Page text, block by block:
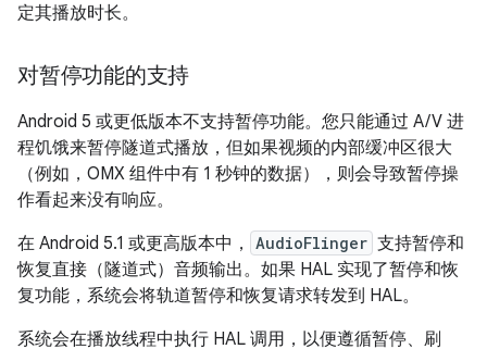
定其播放时长。
对暂停功能的支持
Android 5 或更低版本不支持暂停功能。您只能通过 A/V 进
程饥饿来暂停隧道式播放，但如果视频的内部缓冲区很大
（例如，OMX 组件中有 1 秒钟的数据），则会导致暂停操
作看起来没有响应。
在 Android 5.1 或更高版本中，
AudioFlinger 支持暂停和
恢复直接（隧道式）音频输出。如果 HAL 实现了暂停和恢
复功能，系统会将轨道暂停和恢复请求转发到 HAL。
系统会在播放线程中执行 HAL 调用，以便遵循暂停、刷